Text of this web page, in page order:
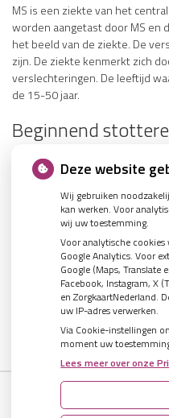
MS is een ziekte van het
worden aangetast door MS en
het beeld van de ziekte. De
zijn. De ziekte kenmerkt zich
verslechteringen. De leeftijd
de 15-50 jaar.
Beginnend
Wat is stotteren? Stotteren is
uit: het herhalen van klanken,
blokkeren op een klank en
spreeksituaties. Soms is er
Afwijkende
Afwijkende mondgewoonten
gevolgen hebben voor de
Afwijkende mondgewoonten
en duim-, speen en
gevolg van elkaar zijn of elkaar
Deze website
Wij gebruiken
kan werken. Voor
wij uw toestemming.
Voor analytische
Google Analytics. Voor
Google (Maps, Translate
Facebook, Instagram, X
en ZorgkaartNederland.
uw IP-adres verwerken.
Via Cookie-instellingen
moment uw
Lees meer over onze